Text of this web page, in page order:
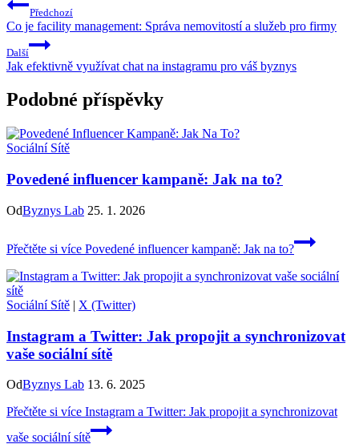
Předchozí
Co je facility management: Správa nemovitostí a služeb pro firmy
Další
Jak efektivně využívat chat na instagramu pro váš byznys
Podobné příspěvky
Sociální Sítě
Povedené influencer kampaně: Jak na to?
OdByznys Lab 25. 1. 2026
Přečtěte si více Povedené influencer kampaně: Jak na to?
Sociální Sítě | X (Twitter)
Instagram a Twitter: Jak propojit a synchronizovat
vaše sociální sítě
OdByznys Lab 13. 6. 2025
Přečtěte si více Instagram a Twitter: Jak propojit a synchronizovat
vaše sociální sítě